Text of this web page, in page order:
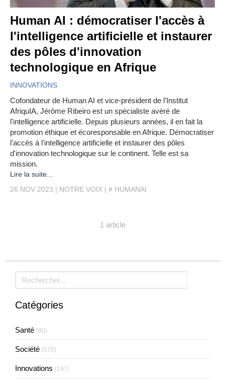
Human AI : démocratiser l'accès à
l'intelligence artificielle et instaurer
des pôles d'innovation
technologique en Afrique
INNOVATIONS
Cofondateur de Human AI et vice-président de l'Institut
AfriquIA, Jérôme Ribeiro est un spécialiste avéré de
l'intelligence artificielle. Depuis plusieurs années, il en fait la
promotion éthique et écoresponsable en Afrique. Démocratiser
l'accès à l'intelligence artificielle et instaurer des pôles
d'innovation technologique sur le continent. Telle est sa
mission.
Lire la suite...
26 NOV 2023
NOTRE VOIX # HUMANAI
1 article
Rechercher
Catégories
Santé (80)
Société (570)
Innovations (197)